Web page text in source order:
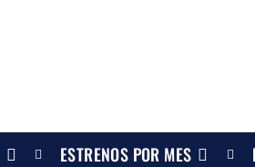
ESTRENOS POR MES